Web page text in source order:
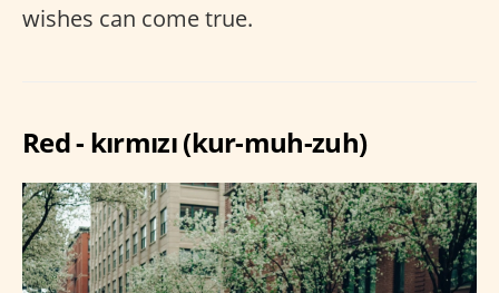
wishes can come true.
Red - kırmızı (kur-muh-zuh)